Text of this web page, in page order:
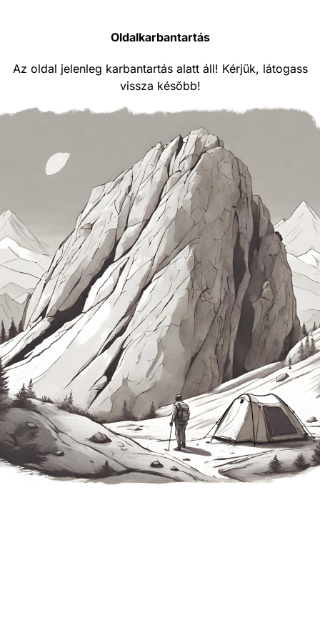
Oldalkarbantartás
Az oldal jelenleg karbantartás alatt áll! Kérjük, látogass
vissza később!